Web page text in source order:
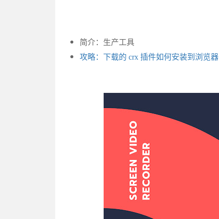
简介：生产工具
攻略：下载的 crx 插件如何安装到浏览